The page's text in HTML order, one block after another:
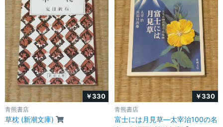
￥330
青熊書店
草枕 (新潮文庫)
￥330
青熊書店
富士には月見草―太宰治100の名